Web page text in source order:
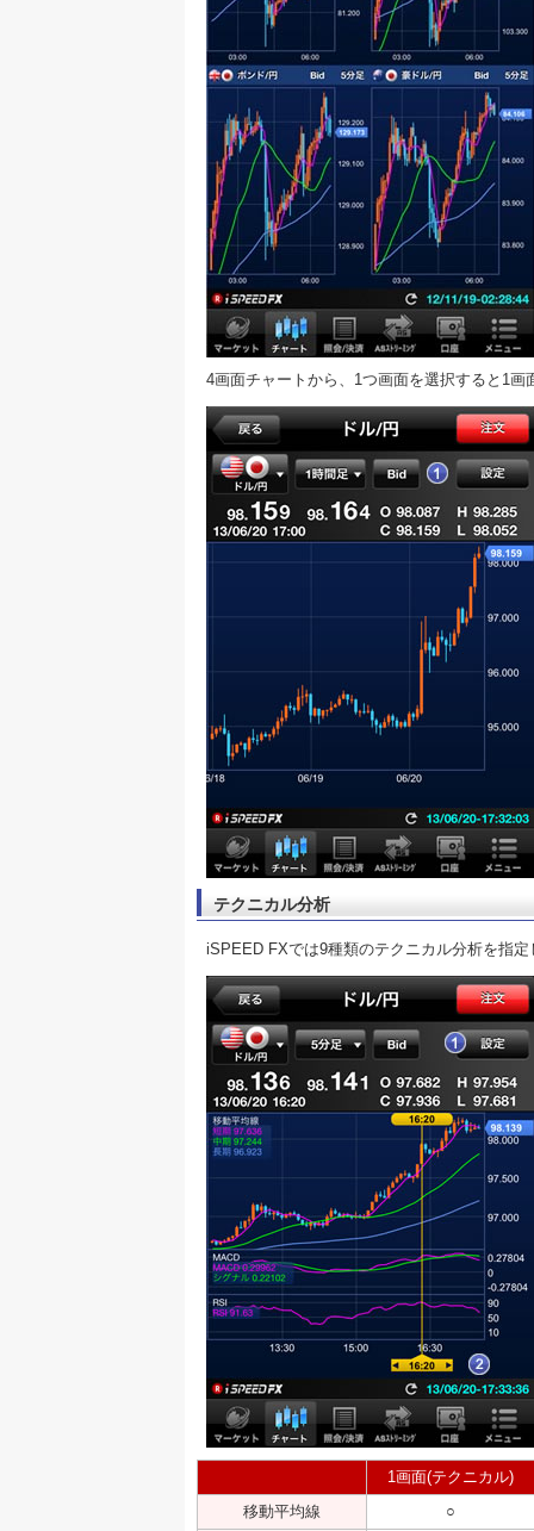
4画面チャートから、1つ画面を選択すると1画
テクニカル分析
iSPEED FXでは9種類のテクニカル分析を指
1画面(テクニカル)
移動平均線
○